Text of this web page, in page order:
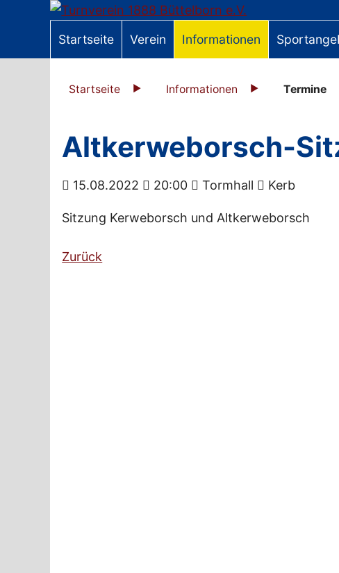
Startseite Verein Informationen
Startseite Informationen Termine
Altkerweborsch-
15.08.2022 20:00 Tormhall Kerb
Sitzung Kerweborsch und Altkerweborsch
Zurück